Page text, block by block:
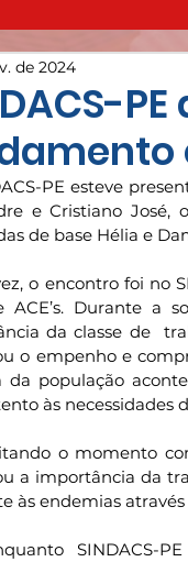
2026
de 2024
PE esteve
e Cristiano José,
de base Hélia e
o encontro foi no
e ACE’s. Durante a
da classe de
o empenho e
da população
às necessidades
o momento
a importância da
às endemias
SINDACS-